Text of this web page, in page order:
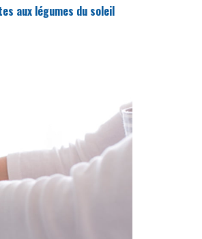
aux légumes du soleil